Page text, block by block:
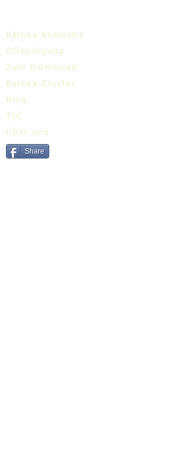
Balnea Kosmetik
Offenlegung
Zum Download
Balnea-Cluster
Blog
TIC
Über uns
Share